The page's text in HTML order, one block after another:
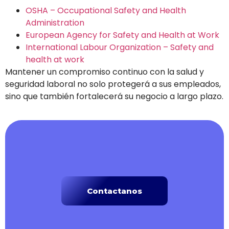
OSHA – Occupational Safety and Health
Administration
European Agency for Safety and Health at Work
International Labour Organization – Safety and
health at work
Mantener un compromiso continuo con la salud y
seguridad laboral no solo protegerá a sus empleados,
sino que también fortalecerá su negocio a largo plazo.
Contactanos